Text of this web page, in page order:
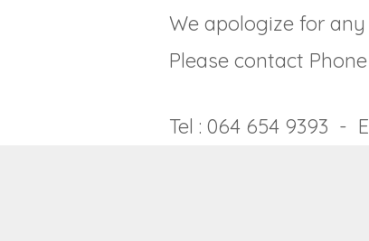
We apologize for
Please contact
Tel : 064 654 9393 -